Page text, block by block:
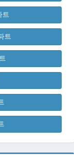
트
트